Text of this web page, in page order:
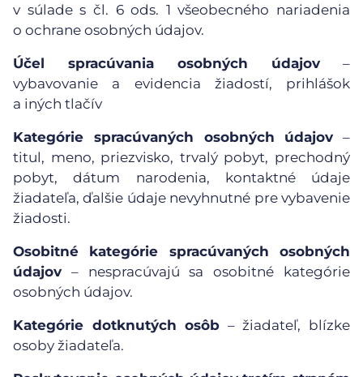
v súlade s čl. 6 ods. 1 všeobecného nariadenia
o ochrane osobných údajov.
Účel spracúvania osobných údajov –
vybavovanie a evidencia žiadostí, prihlášok
a iných tlačív
Kategórie spracúvaných osobných údajov –
titul, meno, priezvisko, trvalý pobyt, prechodný
pobyt, dátum narodenia, kontaktné údaje
žiadateľa, ďalšie údaje nevyhnutné pre vybavenie
žiadosti.
Osobitné kategórie spracúvaných osobných
údajov – nespracúvajú sa osobitné kategórie
osobných údajov.
Kategórie dotknutých osôb – žiadateľ, blízke
osoby žiadateľa.